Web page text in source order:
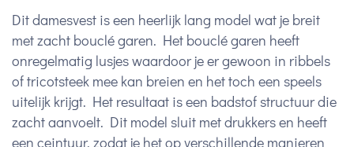
Dit damesvest is een heerlijk lang model wat je breit
met zacht bouclé garen. Het bouclé garen heeft
onregelmatig lusjes waardoor je er gewoon in ribbels
of tricotsteek mee kan breien en het toch een speels
uitelijk krijgt. Het resultaat is een badstof structuur die
zacht aanvoelt. Dit model sluit met drukkers en heeft
een ceintuur, zodat je het op verschillende manieren